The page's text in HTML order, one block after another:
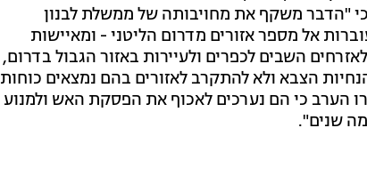
כי "הדבר משקף את מחויבותה של ממשלת לבנון
עוברות אל מספר אזורים מדרום הליטני - ומאיישות
השבים לכפרים ולעיירות באזור הגבול בדרום,
הצבא ולא להתקרב לאזורים בהם נמצאים כוחות
הערב כי הם נערכים לאכוף את הפסקת האש ולמנוע
שנים".